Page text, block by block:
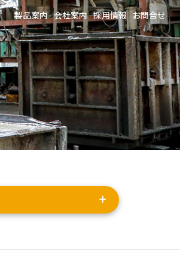
製品案内 会社案内 採用情報 お問合せ